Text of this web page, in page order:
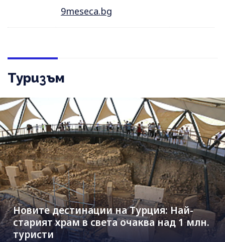
9meseca.bg
Туризъм
Новите дестинации на Турция: Най-
старият храм в света очаква над 1 млн.
туристи